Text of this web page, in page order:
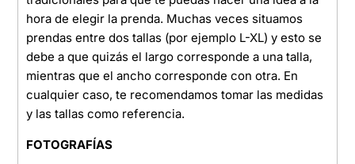
hora de elegir la prenda. Muchas veces situamos
prendas entre dos tallas (por ejemplo L-XL) y esto se
debe a que quizás el largo corresponde a una talla,
mientras que el ancho corresponde con otra. En
cualquier caso, te recomendamos tomar las medidas
y las tallas como referencia.
FOTOGRAFÍAS